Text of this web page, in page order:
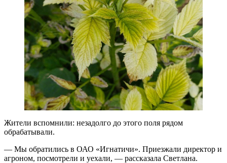
Жители вспомнили: незадолго до этого поля рядом
обрабатывали.
— Мы обратились в ОАО «Игнатичи». Приезжали директор и
агроном, посмотрели и уехали, — рассказала Светлана.